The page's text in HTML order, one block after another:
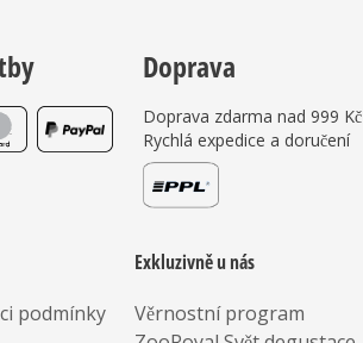
Doprava
Doprava zdarma nad 999 Kč
Rychlá expedice a doručení
podmínky
Exkluzivně u nás
Věrnostní program